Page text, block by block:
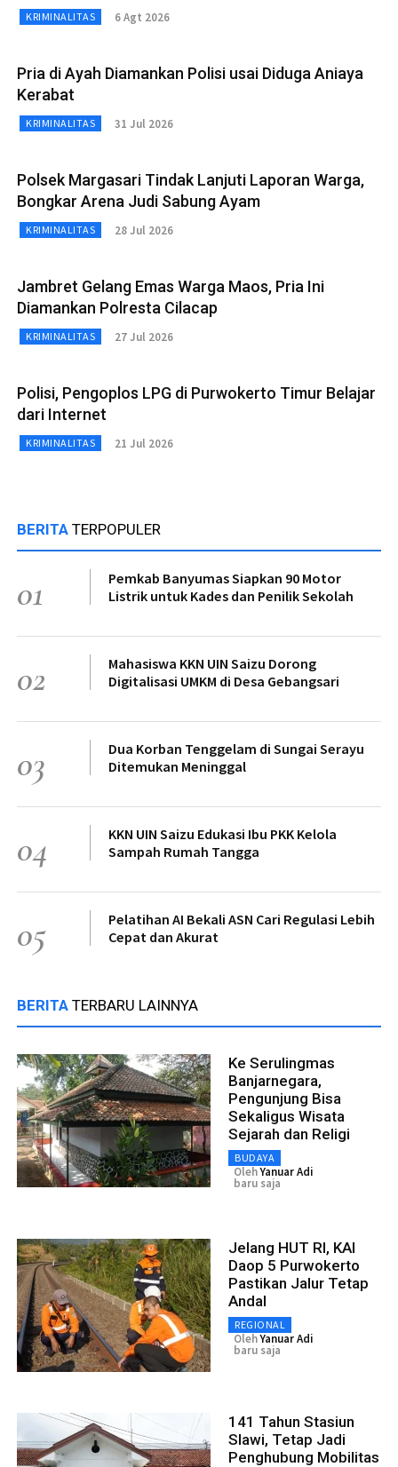
KRIMINALITAS 6 Agt 2026
Pria di Ayah Diamankan Polisi usai Diduga Aniaya
Kerabat
KRIMINALITAS 31 Jul 2026
Polsek Margasari Tindak Lanjuti Laporan Warga,
Bongkar Arena Judi Sabung Ayam
KRIMINALITAS 28 Jul 2026
Jambret Gelang Emas Warga Maos, Pria Ini
Diamankan Polresta Cilacap
KRIMINALITAS 27 Jul 2026
Polisi, Pengoplos LPG di Purwokerto Timur Belajar
dari Internet
KRIMINALITAS 21 Jul 2026
BERITA TERPOPULER
01
Pemkab Banyumas Siapkan 90 Motor
Listrik untuk Kades dan Penilik Sekolah
02
Mahasiswa KKN UIN Saizu Dorong
Digitalisasi UMKM di Desa Gebangsari
03
Dua Korban Tenggelam di Sungai Serayu
Ditemukan Meninggal
04
KKN UIN Saizu Edukasi Ibu PKK Kelola
Sampah Rumah Tangga
05
Pelatihan AI Bekali ASN Cari Regulasi Lebih
Cepat dan Akurat
BERITA TERBARU LAINNYA
Ke Serulingmas
Banjarnegara,
Pengunjung Bisa
Sekaligus Wisata
Sejarah dan Religi
BUDAYA
OlehYanuar Adi
baru saja
Jelang HUT RI, KAI
Daop 5 Purwokerto
Pastikan Jalur Tetap
Andal
REGIONAL
OlehYanuar Adi
baru saja
141 Tahun Stasiun
Slawi, Tetap Jadi
Penghubung Mobilitas